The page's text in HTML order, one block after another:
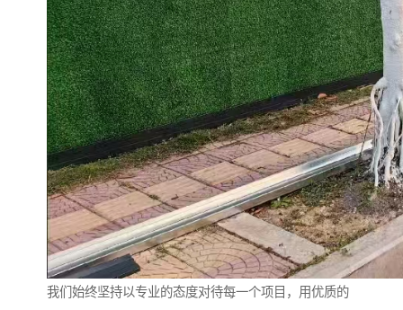
我们始终坚持以专业的态度对待每一个项目，用优质的